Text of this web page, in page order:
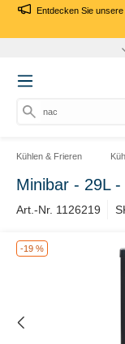
Entdecken Sie
nach
Kühlen & Frieren
Minibar - 29L
Art.-Nr. 1126219
-19 %